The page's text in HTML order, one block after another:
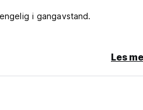
i gangavstand.
og $20,00
ID fra ut av lokalområdet.
området og dokumentert
Les